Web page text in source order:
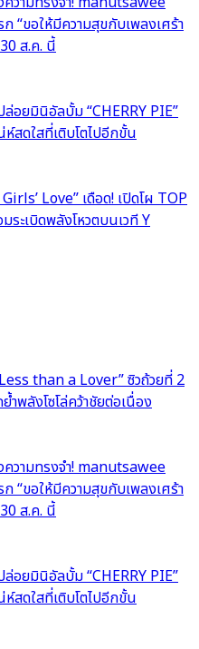
“ขอให้มีความสุขกับเพลงเศร้า
ส.ค. นี้
อยมินิอัลบั้ม “CHERRY PIE”
สดใสที่เติบโตไปอีกขั้น
Love” เดือด! เปิดโผ TOP
ะเบิดพลังโหวตบนเวที Y
than a Lover” ซิวถ้วยที่ 2
พลังโซโล่คว้าชัยต่อเนื่อง
ความทรงจำ! manutsawee
“ขอให้มีความสุขกับเพลงเศร้า
ส.ค. นี้
อยมินิอัลบั้ม “CHERRY PIE”
สดใสที่เติบโตไปอีกขั้น